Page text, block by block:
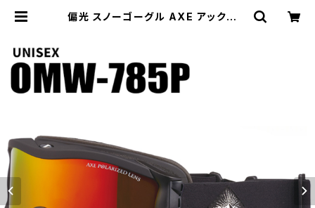
偏光 スノーゴーグル AXE アックス o
面レンズ スキー スノボー スノー ゴー
グル ブラック 黒 uvカット [ ヘルメッ
ト 対応 ] [ 眼鏡 メガネ 着用可能 ] |
【サングラスドッグ】メガネ・サングラ